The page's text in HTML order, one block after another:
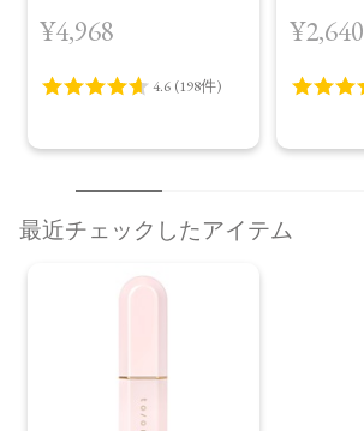
¥4,968 ¥2,640
最近チェックしたアイテム